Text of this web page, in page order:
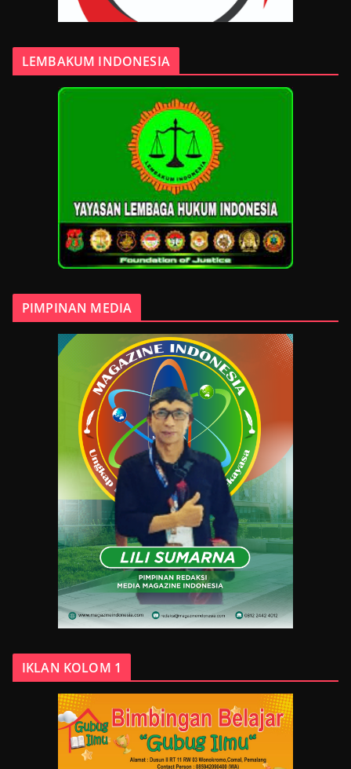
LEMBAKUM INDONESIA
PIMPINAN MEDIA
IKLAN KOLOM 1